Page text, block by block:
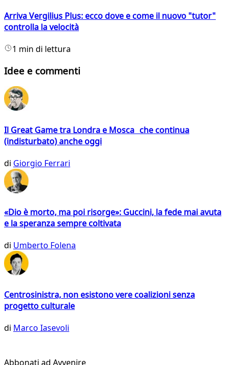
Arriva Vergilius Plus: ecco dove e come il nuovo "tutor"
controlla la velocità
1 min di lettura
Idee e commenti
Il Great Game tra Londra e Mosca che continua
(indisturbato) anche oggi
di Giorgio Ferrari
«Dio è morto, ma poi risorge»: Guccini, la fede mai avuta
e la speranza sempre coltivata
di Umberto Folena
Centrosinistra, non esistono vere coalizioni senza
progetto culturale
di Marco Iasevoli
Abbonati ad Avvenire